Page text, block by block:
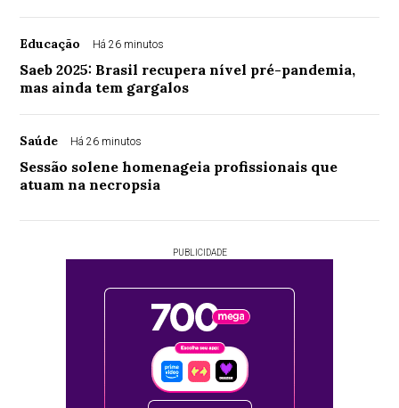
Educação Há 26 minutos
Saeb 2025: Brasil recupera nível pré-pandemia,
mas ainda tem gargalos
Saúde Há 26 minutos
Sessão solene homenageia profissionais que
atuam na necropsia
PUBLICIDADE